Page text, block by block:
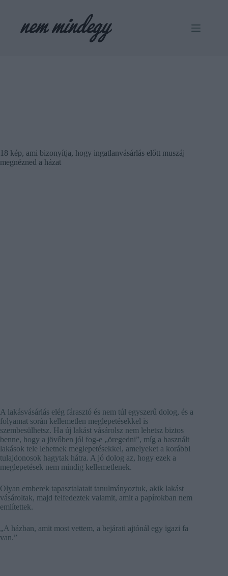
18 kép, ami bizonyítja, hogy ingatlanvásárlás előtt muszáj
megnézned a házat
A lakásvásárlás elég fárasztó és nem túl egyszerű dolog, és a
folyamat során kellemetlen meglepetésekkel is
szembesülhetsz. Ha új lakást vásárolsz nem lehetsz biztos
benne, hogy a jövőben jól fog-e „öregedni”, míg a használt
lakások tele lehetnek meglepetésekkel, amelyeket a korábbi
tulajdonosok hagytak hátra. A jó dolog az, hogy ezek a
meglepetések nem mindig kellemetlenek.
Olyan emberek tapasztalatait tanulmányoztuk, akik lakást
vásároltak, majd felfedeztek valamit, amit a papírokban nem
említettek.
„A házban, amit most vettem, a bejárati ajtónál egy igazi fa
van.”